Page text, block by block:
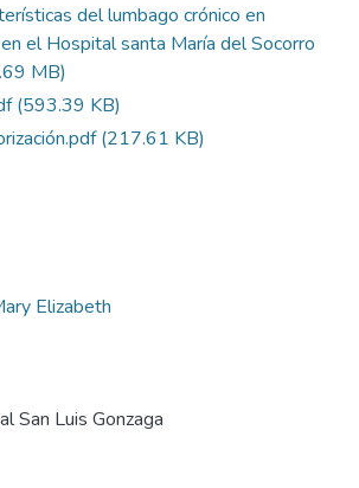
del lumbago crónico en
el Hospital santa María del Socorro
MB)
(593.39 KB)
(217.61 KB)
Elizabeth
San Luis Gonzaga